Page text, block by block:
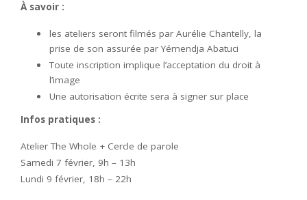
À savoir :
les ateliers seront filmés par Aurélie Chantelly, la
prise de son assurée par Yémendja Abatuci
Toute inscription implique l’acceptation du droit à
l’image
Une autorisation écrite sera à signer sur place
Infos pratiques :
Atelier The Whole + Cercle de parole
Samedi 7 février, 9h – 13h
Lundi 9 février, 18h – 22h